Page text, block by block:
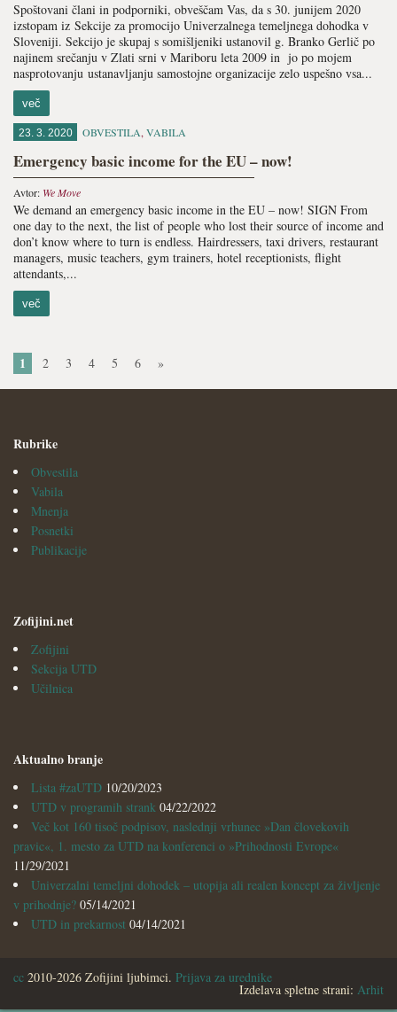
Spoštovani člani in podporniki, obveščam Vas, da s 30. junijem 2020
izstopam iz Sekcije za promocijo Univerzalnega temeljnega dohodka v
Sloveniji. Sekcijo je skupaj s somišljeniki ustanovil g. Branko Gerlič po
najinem srečanju v Zlati srni v Mariboru leta 2009 in jo po mojem
nasprotovanju ustanavljanju samostojne organizacije zelo uspešno vsa...
več
23. 3. 2020 OBVESTILA, VABILA
Emergency basic income for the EU – now!
Avtor: We Move
We demand an emergency basic income in the EU – now! SIGN From
one day to the next, the list of people who lost their source of income and
don’t know where to turn is endless. Hairdressers, taxi drivers, restaurant
managers, music teachers, gym trainers, hotel receptionists, flight
attendants,...
več
1 2 3 4 5 6 »
Rubrike
Obvestila
Vabila
Mnenja
Posnetki
Publikacije
Zofijini.net
Zofijini
Sekcija UTD
Učilnica
Aktualno branje
Lista #zaUTD 10/20/2023
UTD v programih strank 04/22/2022
Več kot 160 tisoč podpisov, naslednji vrhunec »Dan človekovih
pravic«, 1. mesto za UTD na konferenci o »Prihodnosti Evrope«
11/29/2021
Univerzalni temeljni dohodek – utopija ali realen koncept za življenje
v prihodnje? 05/14/2021
UTD in prekarnost 04/14/2021
cc 2010-2026 Zofijini ljubimci. Prijava za urednike
Izdelava spletne strani: Arhit